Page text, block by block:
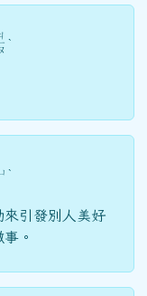
ㄐ
ˋ
ˋ
來引發別人美好
。